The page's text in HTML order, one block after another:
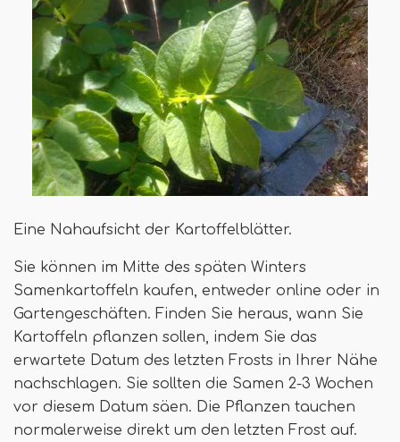
Eine Nahaufsicht der Kartoffelblätter.
Sie können im Mitte des späten Winters
Samenkartoffeln kaufen, entweder online oder in
Gartengeschäften. Finden Sie heraus, wann Sie
Kartoffeln pflanzen sollen, indem Sie das
erwartete Datum des letzten Frosts in Ihrer Nähe
nachschlagen. Sie sollten die Samen 2-3 Wochen
vor diesem Datum säen. Die Pflanzen tauchen
normalerweise direkt um den letzten Frost auf.